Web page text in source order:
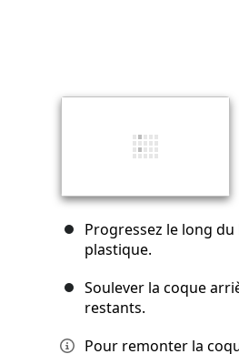
Progressez le long
plastique.
Soulever la coque
restants.
Pour remonter la